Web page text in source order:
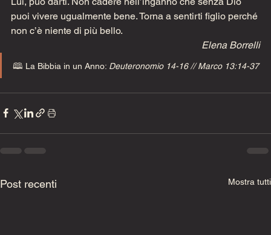
puoi vivere ugualmente bene. Torna a sentirti figlio perché
non c’è niente di più bello.
Elena Borrelli
🕮 La Bibbia in un Anno: Deuteronomio 14-16 // Marco 13:14-37
Post recenti Mostra tutti